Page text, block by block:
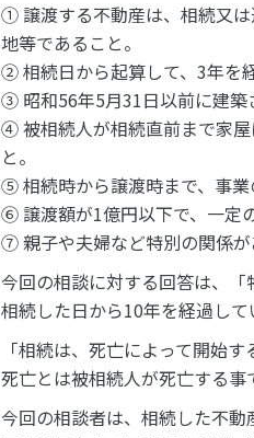
① 譲渡する不動産は、相続又
地等であること。
② 相続日から起算して、3年を
③ 昭和56年5月31日以前に建築
④ 被相続人が相続直前まで家
と。
⑤ 相続時から譲渡時まで、事業
⑥ 譲渡額が1億円以下で、一定
⑦ 親子や夫婦など特別の関係が
今回の相談に対する回答は、「
相続した日から10年を経過し
「相続は、死亡によって開始
死亡とは被相続人が死亡する事
今回の相談者は、相続した不